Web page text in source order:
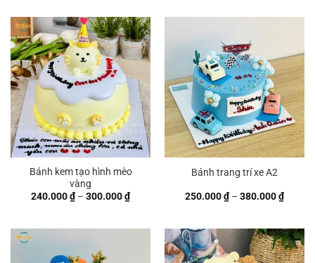
Bánh kem tạo hình mèo
vàng
240.000₫ – 300.000₫Khoảng
giá:
đến
300.000 ₫
Bánh trang trí xe A2
250.000₫ – 380.000₫
giá:
đến